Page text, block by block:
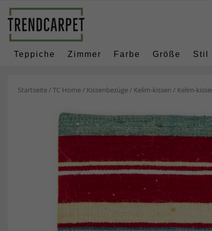
Teppiche Zimmer Farbe Größe Stil
Startseite/TC Home/ Kissenbezüge/ Kelim-kissen / Kelim-